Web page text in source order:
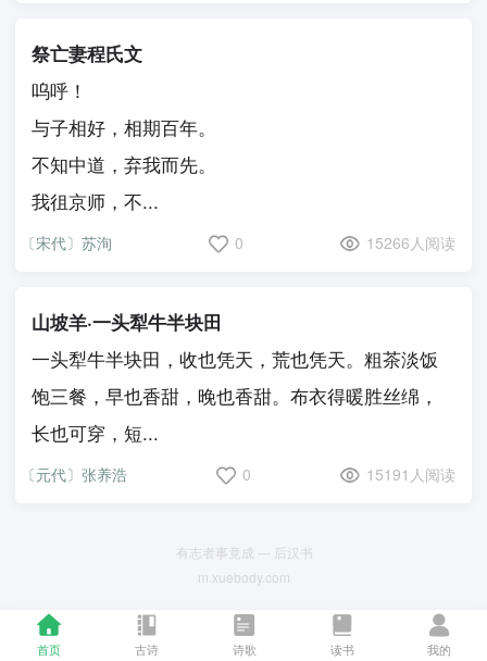
首页 古诗 诗歌 读书 我的
祭亡妻程氏文
呜呼！
与子相好，相期百年。
不知中道，弃我而先。
我徂京师，不...
〔宋代〕苏洵 0 15266人阅读
山坡羊·一头犁牛半块田
一头犁牛半块田，收也凭天，荒也凭天。粗茶淡饭
饱三餐，早也香甜，晚也香甜。布衣得暖胜丝绵，
长也可穿，短...
〔元代〕张养浩 0 15191人阅读
有志者事竟成 — 后汉书
m.xuebody.com